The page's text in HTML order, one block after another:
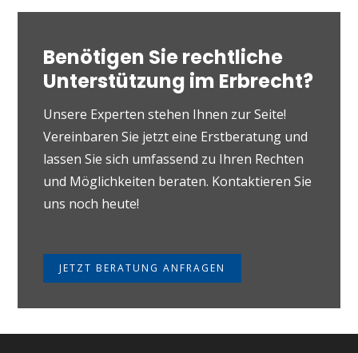
Benötigen Sie rechtliche
Unterstützung im Erbrecht?
Unsere Experten stehen Ihnen zur Seite!
Vereinbaren Sie jetzt eine Erstberatung und
lassen Sie sich umfassend zu Ihren Rechten
und Möglichkeiten beraten. Kontaktieren Sie
uns noch heute!
JETZT BERATUNG ANFRAGEN